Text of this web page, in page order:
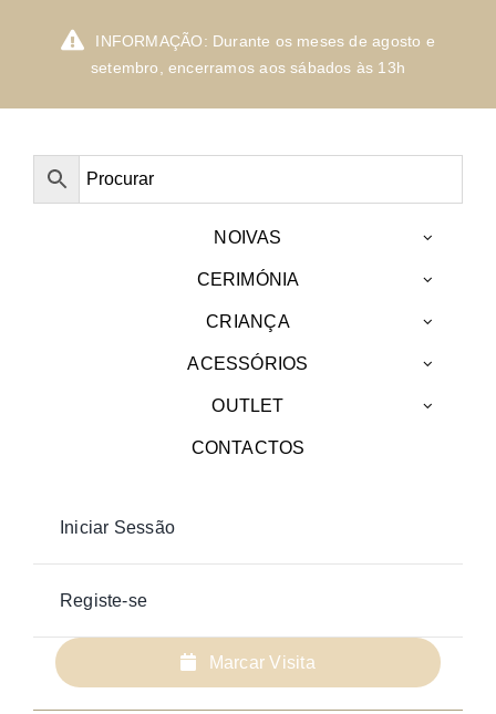
INFORMAÇÃO: Durante os meses de agosto e
setembro, encerramos aos sábados às 13h
NOIVAS
CERIMÓNIA
CRIANÇA
ACESSÓRIOS
OUTLET
CONTACTOS
Iniciar Sessão
Registe-se
Marcar Visita